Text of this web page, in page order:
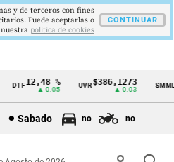
DTF12,48 %
▲ 0.05
UVR$386,1273
▲ 0.03
SMMLV
Sabado no no
y de terceros con fines
Puede aceptarlas o
politica de cookies
CONTINUAR